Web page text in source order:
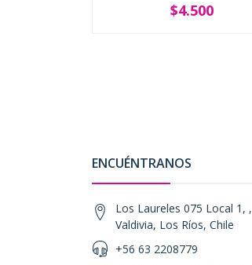
+
$4.500
ENCUÉNTRANOS
Los Laureles 075 Local 1, ,
Valdivia, Los Ríos, Chile
+56 63 2208779